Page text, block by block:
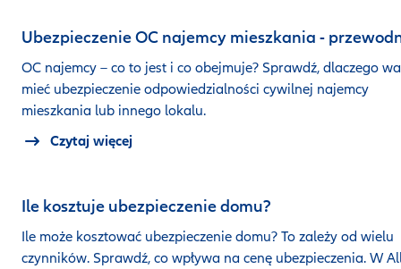
Ubezpieczenie OC najemcy mieszkania -
OC najemcy – co to jest i co obejmuje? Sprawdź, dlaczego
mieć ubezpieczenie odpowiedzialności cywilnej najemcy
mieszkania lub innego lokalu.
Czytaj więcej
Ile kosztuje ubezpieczenie domu?
Ile może kosztować ubezpieczenie domu? To zależy od wielu
czynników. Sprawdź, co wpływa na cenę ubezpieczenia. W